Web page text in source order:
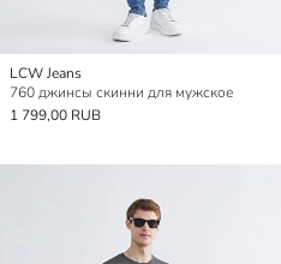
LCW Jeans
760 джинсы скинни для мужское
1 799,00 RUB